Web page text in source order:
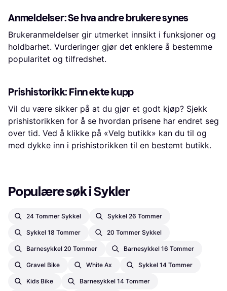
Anmeldelser: Se hva andre brukere synes
Brukeranmeldelser gir utmerket innsikt i funksjoner og
holdbarhet. Vurderinger gjør det enklere å bestemme
popularitet og tilfredshet.
Prishistorikk: Finn ekte kupp
Vil du være sikker på at du gjør et godt kjøp? Sjekk
prishistorikken for å se hvordan prisene har endret seg
over tid. Ved å klikke på «Velg butikk» kan du til og
med dykke inn i prishistorikken til en bestemt butikk.
Populære søk i Sykler
24 Tommer Sykkel Sykkel 26 Tommer
Sykkel 18 Tommer 20 Tommer Sykkel
Barnesykkel 20 Tommer Barnesykkel 16 Tommer
Gravel Bike White Ax Sykkel 14 Tommer
Kids Bike Barnesykkel 14 Tommer